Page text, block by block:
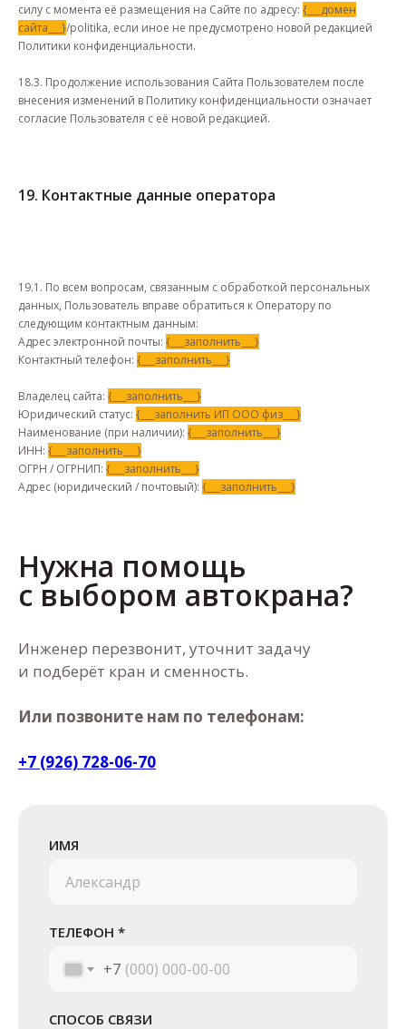
силу с момента её размещения на Сайте по адресу: {___домен
сайта___}/politika, если иное не предусмотрено новой редакцией
Политики конфиденциальности.
18.3. Продолжение использования Сайта Пользователем после
внесения изменений в Политику конфиденциальности означает
согласие Пользователя с её новой редакцией.
19. Контактные данные оператора
19.1. По всем вопросам, связанным с обработкой персональных
данных, Пользователь вправе обратиться к Оператору по
следующим контактным данным:
Адрес электронной почты: {___заполнить___}
Контактный телефон: {___заполнить___}
Владелец сайта: {___заполнить___}
Юридический статус: {___заполнить ИП ООО физ___}
Наименование (при наличии): {___заполнить___}
ИНН: {___заполнить___}
ОГРН / ОГРНИП: {___заполнить___}
Адрес (юридический / почтовый): {___заполнить___}
Нужна помощь
с выбором автокрана?
Инженер перезвонит, уточнит задачу
и подберёт кран и сменность.
Или позвоните нам по телефонам:
+7 (926) 728-06-70
ИМЯ
ТЕЛЕФОН *
+7
СПОСОБ СВЯЗИ